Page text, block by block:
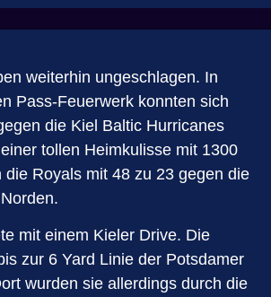
weiterhin ungeschlagen. In
Pass-Feuerwerk konnten sich
die Kiel Baltic Hurricanes
tollen Heimkulisse mit 1300
die Royals mit 48 zu 23 gegen die
mit einem Kieler Drive. Die
zur 6 Yard Linie der Potsdamer
wurden sie allerdings durch die